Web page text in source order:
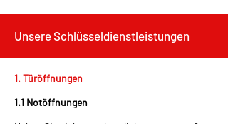
Unsere Schlüsseldienstleistungen
1. Türöffnungen
1.1 Notöffnungen